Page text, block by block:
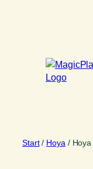
Start/ Hoya /